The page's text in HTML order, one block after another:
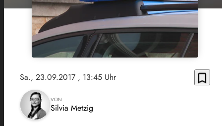
Sa., 23.09.2017 , 13:45 Uhr bookmark_border
VON
Silvia Metzig